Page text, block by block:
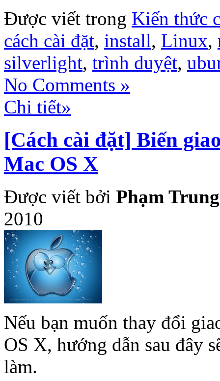
Được viết trong Kiến thức
cách cài đặt, install, Linux,
silverlight, trình duyệt,
No Comments »
Chi tiết»
[Cách cài đặt] Biến
Mac OS X
Được viết bởi Phạm
2010
Nếu bạn muốn thay đổi
OS X, hướng dẫn sau đây
làm.